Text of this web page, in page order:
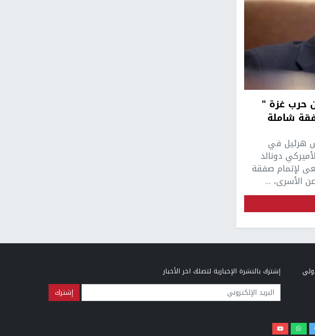
حرب غزة "
شاملة
هرئيل في
دونالد
لإتمام صفقة
الأسرى، ...
إشترك بالنشرة الإخبارية لتصلك اخر الأخبار
البريد الإلكتروني